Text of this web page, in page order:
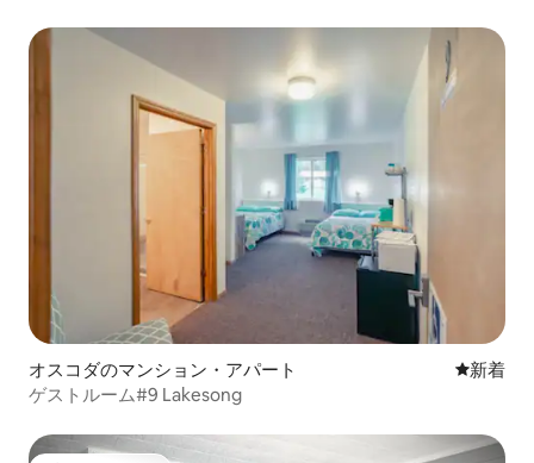
オスコダのマンション・アパート 新しい宿
新着
ゲストルーム#9 Lakesong